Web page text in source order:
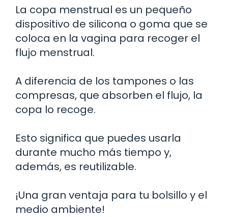
La copa menstrual es un pequeño
dispositivo de silicona o goma que se
coloca en la vagina para recoger el
flujo menstrual.
A diferencia de los tampones o las
compresas, que absorben el flujo, la
copa lo recoge.
Esto significa que puedes usarla
durante mucho más tiempo y,
además, es reutilizable.
¡Una gran ventaja para tu bolsillo y el
medio ambiente!